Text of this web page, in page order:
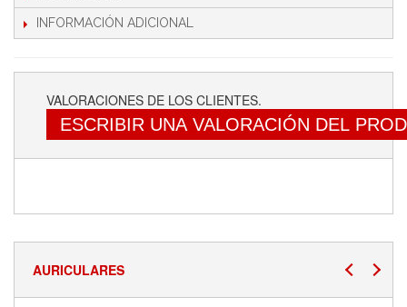
INFORMACIÓN ADICIONAL
VALORACIONES DE LOS CLIENTES.
ESCRIBIR UNA VALORACIÓN DEL
AURICULARES